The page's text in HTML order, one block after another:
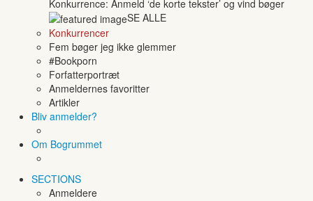
Konkurrence: Anmeld ‘de korte tekster’ og vind bøger
SE ALLE
Konkurrencer
Fem bøger jeg ikke glemmer
#Bookporn
Forfatterportræt
Anmeldernes favoritter
Artikler
Bliv anmelder?
Om Bogrummet
SECTIONS
Anmeldere